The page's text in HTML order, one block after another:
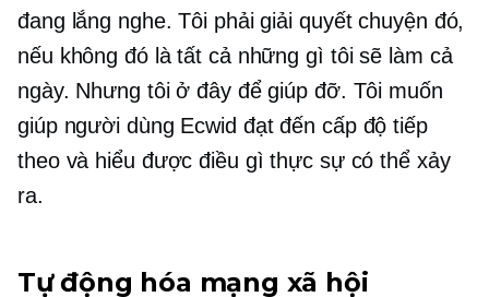
đang lắng nghe. Tôi phải giải quyết chuyện đó,
nếu không đó là tất cả những gì tôi sẽ làm cả
ngày. Nhưng tôi ở đây để giúp đỡ. Tôi muốn
giúp người dùng Ecwid đạt đến cấp độ tiếp
theo và hiểu được điều gì thực sự có thể xảy
ra.
Tự động hóa mạng xã hội